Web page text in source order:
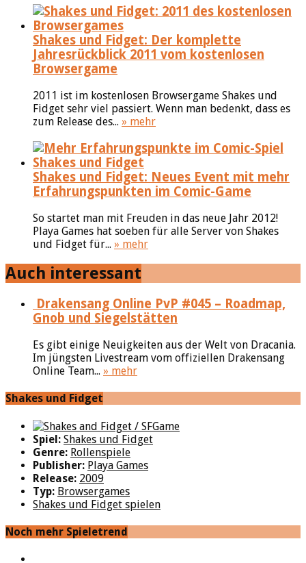
Shakes und Fidget: Der komplette
Jahresrückblick 2011 vom kostenlosen
Browsergame
2011 ist im kostenlosen Browsergame Shakes und
Fidget sehr viel passiert. Wenn man bedenkt, dass es
zum Release des... » mehr
Shakes und Fidget: Neues Event mit mehr
Erfahrungspunkten im Comic-Game
So startet man mit Freuden in das neue Jahr 2012!
Playa Games hat soeben für alle Server von Shakes
und Fidget für... » mehr
Auch interessant
Drakensang Online PvP #045 – Roadmap,
Gnob und Siegelstätten
Es gibt einige Neuigkeiten aus der Welt von Dracania.
Im jüngsten Livestream vom offiziellen Drakensang
Online Team... » mehr
Shakes und Fidget
Spiel: Shakes und Fidget
Genre: Rollenspiele
Publisher: Playa Games
Release: 2009
Typ: Browsergames
Shakes und Fidget spielen
Noch mehr Spieletrend